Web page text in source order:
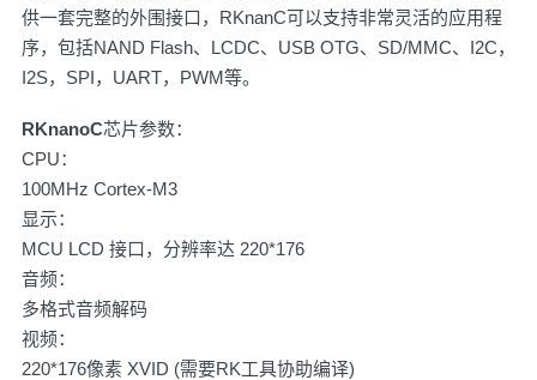
供一套完整的外围接口，RKnanC可以支持非常灵活的应用程
序，包括NAND Flash、LCDC、USB OTG、SD/MMC、I2C，
I2S，SPI，UART，PWM等。
RKnanoC芯片参数：
CPU：
100MHz Cortex-M3
显示：
MCU LCD 接口，分辨率达 220*176
音频：
多格式音频解码
视频：
220*176像素 XVID (需要RK工具协助编译)